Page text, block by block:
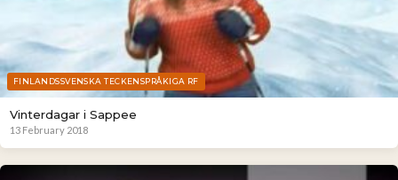
FINLANDSSVENSKA TECKENSPRÅKIGA RF
Vinterdagar i Sappee
13 February 2018